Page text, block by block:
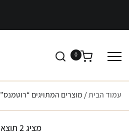
0
עמוד הבית/ מוצרים המתויגים “רוטמנס”
מציג 2 תוצאות